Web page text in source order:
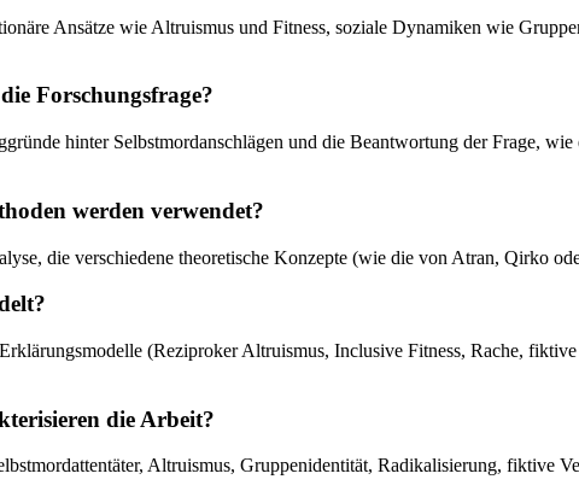
Ansätze wie Altruismus und Fitness, soziale Dynamiken wie
Forschungsfrage?
hinter Selbstmordanschlägen und die Beantwortung der Frage,
werden verwendet?
die verschiedene theoretische Konzepte (wie die von Atran, Qirko
(Reziproker Altruismus, Inclusive Fitness, Rache,
die Arbeit?
Altruismus, Gruppenidentität, Radikalisierung, fiktive